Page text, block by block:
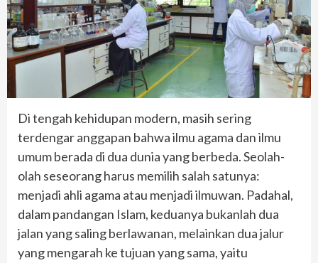
Di tengah kehidupan modern, masih sering
terdengar anggapan bahwa ilmu agama dan ilmu
umum berada di dua dunia yang berbeda. Seolah-
olah seseorang harus memilih salah satunya:
menjadi ahli agama atau menjadi ilmuwan. Padahal,
dalam pandangan Islam, keduanya bukanlah dua
jalan yang saling berlawanan, melainkan dua jalur
yang mengarah ke tujuan yang sama, yaitu